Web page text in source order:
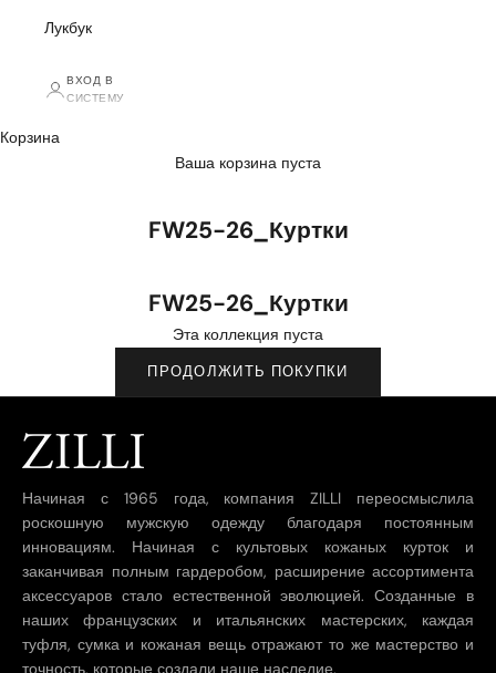
Лукбук
ВХОД В
СИСТЕМУ
Корзина
Ваша корзина пуста
FW25-26_Куртки
FW25-26_Куртки
Эта коллекция пуста
ПРОДОЛЖИТЬ ПОКУПКИ
Начиная с 1965 года, компания ZILLI переосмыслила
роскошную мужскую одежду благодаря постоянным
инновациям. Начиная с культовых кожаных курток и
заканчивая полным гардеробом, расширение ассортимента
аксессуаров стало естественной эволюцией. Созданные в
наших французских и итальянских мастерских, каждая
туфля, сумка и кожаная вещь отражают то же мастерство и
точность, которые создали наше наследие.